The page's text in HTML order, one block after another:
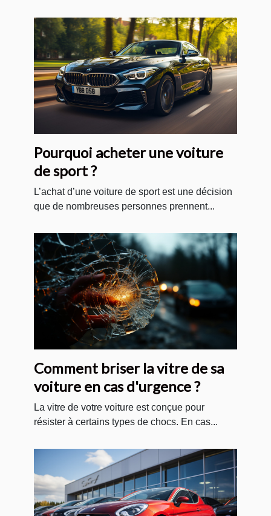
Pourquoi acheter une voiture
de sport ?
L’achat d’une voiture de sport est une décision
que de nombreuses personnes prennent...
Comment briser la vitre de sa
voiture en cas d'urgence ?
La vitre de votre voiture est conçue pour
résister à certains types de chocs. En cas...